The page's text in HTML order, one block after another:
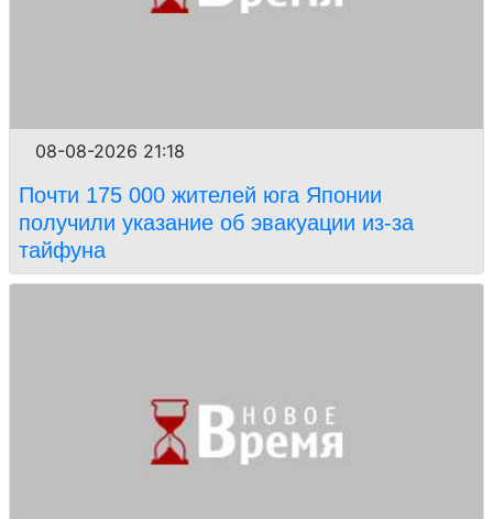
08-08-2026 21:18
Почти 175 000 жителей юга Японии
получили указание об эвакуации из-за
тайфуна